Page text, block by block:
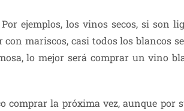
ejemplos, los vinos secos, si son
mariscos, casi todos los blancos
lo mejor será comprar un vino
la próxima vez, aunque por